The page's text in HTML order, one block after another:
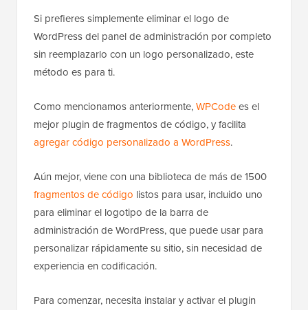
Si prefieres simplemente eliminar el logo de
WordPress del panel de administración por completo
sin reemplazarlo con un logo personalizado, este
método es para ti.
Como mencionamos anteriormente,WPCodees el
mejor plugin de fragmentos de código, y facilita
agregar código personalizado a WordPress.
Aún mejor, viene con una biblioteca de más de 1500
fragmentos de código listos para usar, incluido uno
para eliminar el logotipo de la barra de
administración de WordPress, que puede usar para
personalizar rápidamente su sitio, sin necesidad de
experiencia en codificación.
Para comenzar, necesita instalar y activar el plugin